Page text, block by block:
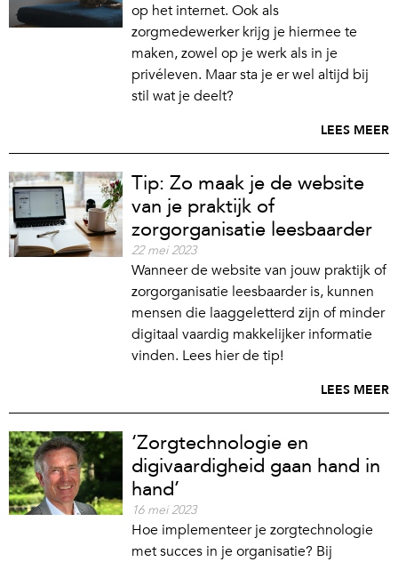
op het internet. Ook als
zorgmedewerker krijg je hiermee te
maken, zowel op je werk als in je
privéleven. Maar sta je er wel altijd bij
stil wat je deelt?
LEES MEER
Tip: Zo maak je de website
van je praktijk of
zorgorganisatie leesbaarder
22 mei 2023
Wanneer de website van jouw praktijk of
zorgorganisatie leesbaarder is, kunnen
mensen die laaggeletterd zijn of minder
digitaal vaardig makkelijker informatie
vinden. Lees hier de tip!
LEES MEER
‘Zorgtechnologie en
digivaardigheid gaan hand in
hand’
16 mei 2023
Hoe implementeer je zorgtechnologie
met succes in je organisatie? Bij